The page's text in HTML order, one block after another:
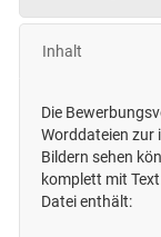
Inhalt
Die
Worddateien zur
Bildern sehen
komplett mit
Datei enthält: